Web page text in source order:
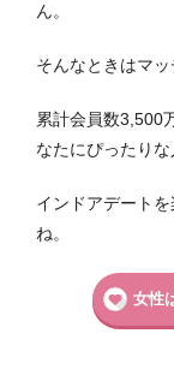
ん。
そんなときはマ
累計会員数3,500
なたにぴったりな
インドアデート
ね。
女性